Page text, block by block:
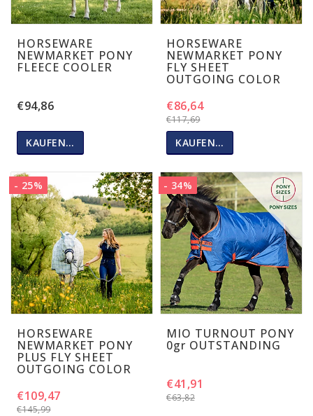
HORSEWARE
NEWMARKET PONY
FLEECE COOLER
€94,86
KAUFEN…
HORSEWARE
NEWMARKET PONY
FLY SHEET
OUTGOING COLOR
€117,69
€86,64
KAUFEN…
- 25%
HORSEWARE
NEWMARKET PONY
PLUS FLY SHEET
OUTGOING COLOR
€145,99
€109,47
- 34%
MIO TURNOUT PONY
0gr OUTSTANDING
€63,82
€41,91